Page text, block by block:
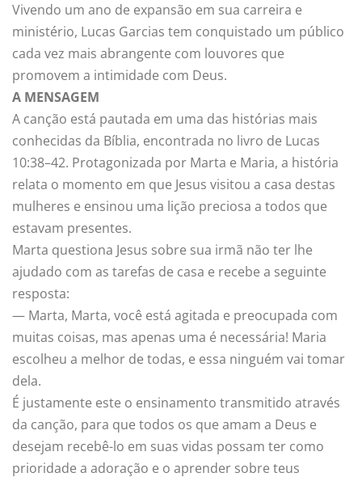
Vivendo um ano de expansão em sua carreira e
ministério, Lucas Garcias tem conquistado um público
cada vez mais abrangente com louvores que
promovem a intimidade com Deus.
A MENSAGEM
A canção está pautada em uma das histórias mais
conhecidas da Bíblia, encontrada no livro de Lucas
10:38–42. Protagonizada por Marta e Maria, a história
relata o momento em que Jesus visitou a casa destas
mulheres e ensinou uma lição preciosa a todos que
estavam presentes.
Marta questiona Jesus sobre sua irmã não ter lhe
ajudado com as tarefas de casa e recebe a seguinte
resposta:
— Marta, Marta, você está agitada e preocupada com
muitas coisas, mas apenas uma é necessária! Maria
escolheu a melhor de todas, e essa ninguém vai tomar
dela.
É justamente este o ensinamento transmitido através
da canção, para que todos os que amam a Deus e
desejam recebê-lo em suas vidas possam ter como
prioridade a adoração e o aprender sobre teus